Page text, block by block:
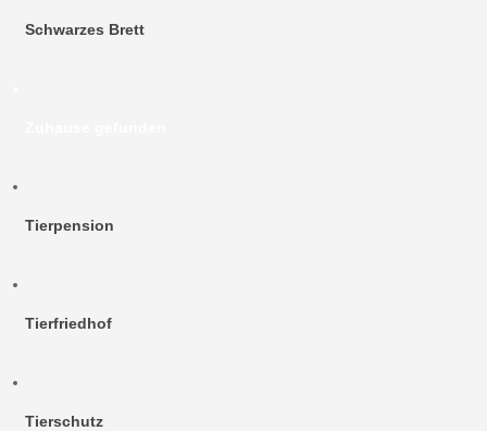
Schwarzes Brett
Tierpension
Tierfriedhof
Tierschutz